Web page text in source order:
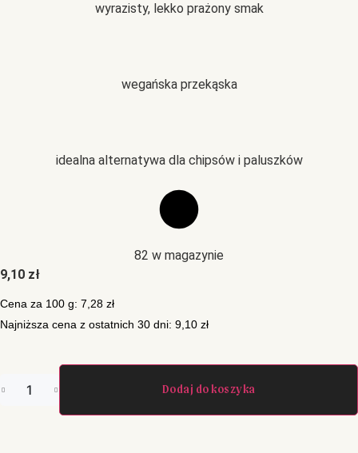
wyrazisty, lekko prażony smak
wegańska przekąska
idealna alternatywa dla chipsów i paluszków
82 w magazynie
9,10 zł
Cena za 100 g: 7,28 zł
Najniższa cena z ostatnich 30 dni: 9,10 zł
Dodaj do koszyka